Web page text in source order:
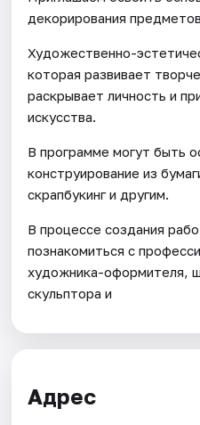
декорирования
Художественно-
которая развивает
раскрывает личность и
искусства.
В программе могут быть
конструирование из
скрапбукинг и другим.
В процессе создания
познакомиться с
художника-оформителя,
скульптора и
Адрес